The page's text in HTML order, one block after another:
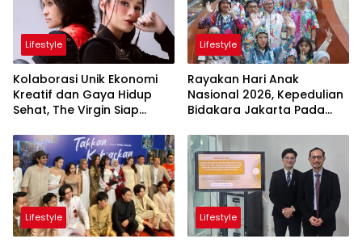
Lifestyle
Kolaborasi Unik Ekonomi
Kreatif dan Gaya Hidup
Sehat, The Virgin Siap
LokaryaFest 2026
Lifestyle
Rayakan Hari Anak
Nasional 2026, Kepedulian
Bidakara Jakarta Pada
Lewat Acara Where Hope
Begins
Lifestyle Lifestyle